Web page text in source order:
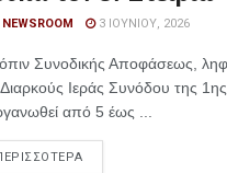
NEWSROOM 3 ΙΟΥΝΊΟΥ, 2026
Συνοδικής Αποφάσεως,
Ιεράς Συνόδου της
από 5 έως ...